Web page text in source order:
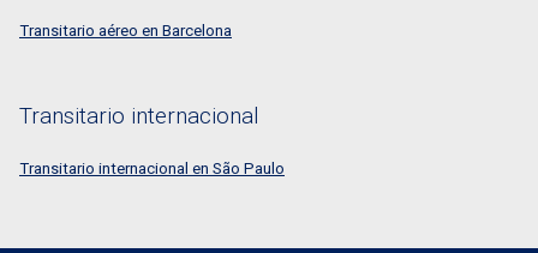
Transitario aéreo en Barcelona
Transitario internacional
Transitario internacional en São Paulo